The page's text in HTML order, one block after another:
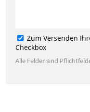
Zum Versenden
Checkbox
Alle Felder sind